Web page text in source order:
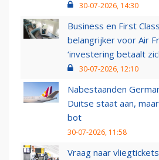
30-07-2026, 14:30
Business en First
belangrijker voor Air
‘investering betaalt
30-07-2026, 12:10
Nabestaanden
Duitse staat aan,
bot
30-07-2026, 11:58
Vraag naar